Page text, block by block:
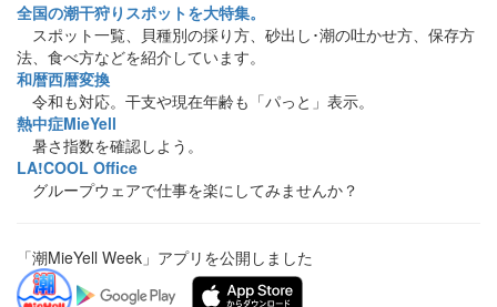
全国の潮干狩りスポットを大特集。
スポット一覧、貝種別の採り方、砂出し･潮の吐かせ方、保存方
法、食べ方などを紹介しています。
和暦西暦変換
令和も対応。干支や現在年齢も「パっと」表示。
熱中症MieYell
暑さ指数を確認しよう。
LA!COOL Office
グループウェアで仕事を楽にしてみませんか？
「潮MieYell Week」アプリを公開しました